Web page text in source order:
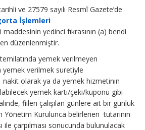
ve 27579 sayılı Resmî Gazete’de
İşlemleri
maddesinin yedinci fıkrasının (a) bendi
düzenlenmiştir.
yemek verilmeyen
yemek verilmek suretiyle
nakit olarak ya da yemek hizmetinin
yemek kartı/çeki/kuponu gibi
fiilen çalışılan günlere ait bir günlük
Yönetim Kurulunca belirlenen tutarının
ile çarpılması sonucunda bulunulacak